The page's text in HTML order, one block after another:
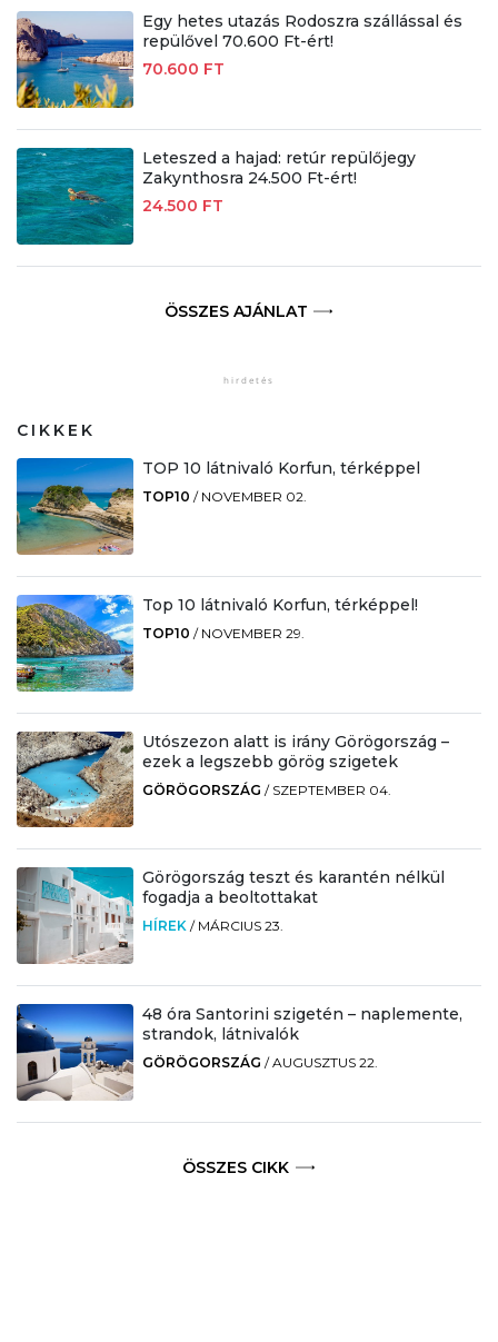
Egy hetes utazás Rodoszra szállással és
repülővel 70.600 Ft-ért!
70.600 FT
Leteszed a hajad: retúr repülőjegy
Zakynthosra 24.500 Ft-ért!
24.500 FT
ÖSSZES AJÁNLAT
CIKKEK
TOP 10 látnivaló Korfun, térképpel
TOP10 / NOVEMBER 02.
Top 10 látnivaló Korfun, térképpel!
TOP10 / NOVEMBER 29.
Utószezon alatt is irány Görögország –
ezek a legszebb görög szigetek
GÖRÖGORSZÁG / SZEPTEMBER 04.
Görögország teszt és karantén nélkül
fogadja a beoltottakat
HÍREK / MÁRCIUS 23.
48 óra Santorini szigetén – naplemente,
strandok, látnivalók
GÖRÖGORSZÁG /AUGUSZTUS 22.
ÖSSZES CIKK